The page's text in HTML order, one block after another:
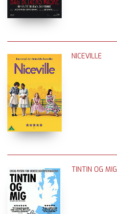
NICEVILLE
TINTIN OG MIG